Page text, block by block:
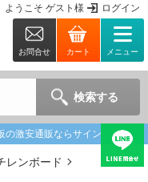
ようこそ ゲスト 様 ログイン
お問合せ カート メニュー
検索する
の激安通販ならサインシティ
レンボード